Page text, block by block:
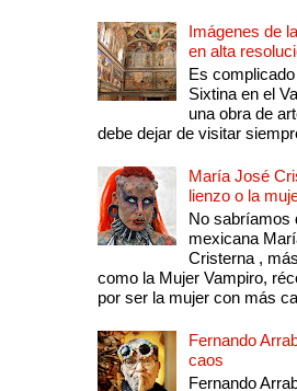
Imágenes de
en alta
Es
Sixtina en el
una obra de
debe dejar de visitar
María José
lienzo o la
No sabríamos
mexicana
Cristerna ,
como la Mujer Vampiro,
por ser la mujer con más
Fernando
caos
Fernando